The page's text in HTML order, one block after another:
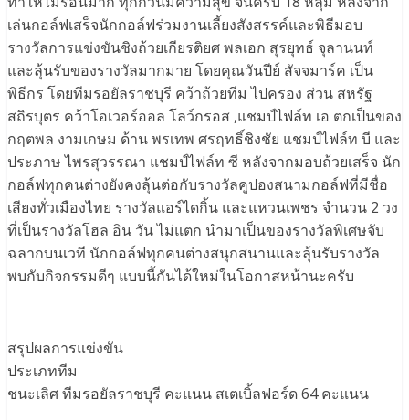
เล่นกอล์ฟเสร็จนักกอล์ฟร่วมงานเลี้ยงสังสรรค์และพิธีมอบ
รางวัลการแข่งขันชิงถ้วยเกียรติยศ พลเอก สุรยุทธ์ จุลานนท์
และลุ้นรับของรางวัลมากมาย โดยคุณวันปีย์ สัจจมาร์ค เป็น
พิธีกร โดยทีมรอยัลราชบุรี คว้าถ้วยทีม ไปครอง ส่วน สหรัฐ
สถิรบุตร คว้าโอเวอร์ออล โลว์กรอส ,แชมป์ไฟล์ท เอ ตกเป็นของ
กฤตพล งามเกษม ด้าน พรเทพ ศรฤทธิ์ชิงชัย แชมป์ไฟล์ท บี และ
ประภาษ ไพรสุวรรณา แชมป์ไฟล์ท ซี หลังจากมอบถ้วยเสร็จ นัก
กอล์ฟทุกคนต่างยังคงลุ้นต่อกับรางวัลคูปองสนามกอล์ฟที่มีชื่อ
เสียงทั่วเมืองไทย รางวัลแอร์ไดกิ้น และแหวนเพชร จำนวน 2 วง
ที่เป็นรางวัลโฮล อิน วัน ไม่แตก นำมาเป็นของรางวัลพิเศษจับ
ฉลากบนเวที นักกอล์ฟทุกคนต่างสนุกสนานและลุ้นรับรางวัล
พบกับกิจกรรมดีๆ แบบนี้กันได้ใหม่ในโอกาสหน้านะครับ
สรุปผลการแข่งขัน
ประเภททีม
ชนะเลิศ ทีมรอยัลราชบุรี คะแนน สเตเบิ้ลฟอร์ด 64 คะแนน